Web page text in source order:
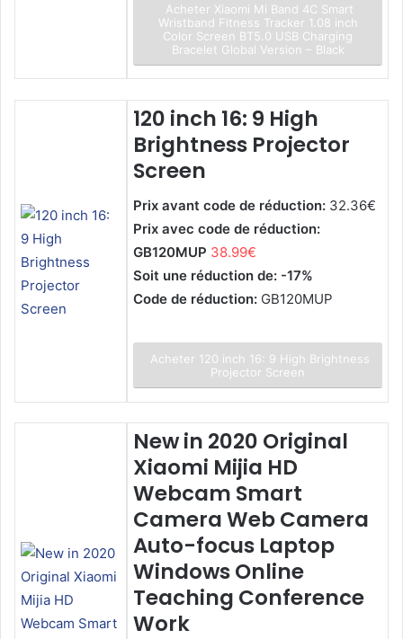
Acheter Xiaomi Mi Band 4C Smart
Wristband Fitness Tracker 1.08 inch
Color Screen BT5.0 USB Charging
Bracelet Global Version – Black
120 inch 16: 9 High
Brightness Projector
Screen
Prix avant code de réduction: 32.36€
Prix avec code de réduction:
GB120MUP 38.99€
Soit une réduction de: -17%
Code de réduction: GB120MUP
Acheter 120 inch 16: 9 High Brightness
Projector Screen
New in 2020 Original
Xiaomi Mijia HD
Webcam Smart
Camera Web Camera
Auto-focus Laptop
Windows Online
Teaching Conference
Work